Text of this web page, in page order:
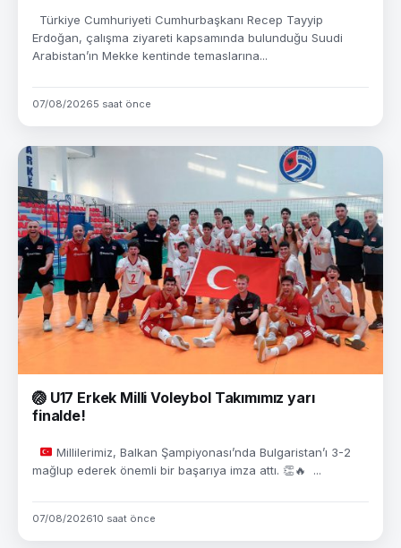
Türkiye Cumhuriyeti Cumhurbaşkanı Recep Tayyip
Erdoğan, çalışma ziyareti kapsamında bulunduğu Suudi
Arabistan’ın Mekke kentinde temaslarına...
07/08/20265 saat önce
🏐 U17 Erkek Milli Voleybol Takımımız yarı
finalde!
Millilerimiz, Balkan Şampiyonası’nda Bulgaristan’ı 3-2
mağlup ederek önemli bir başarıya imza attı. 👏🔥 ...
07/08/202610 saat önce